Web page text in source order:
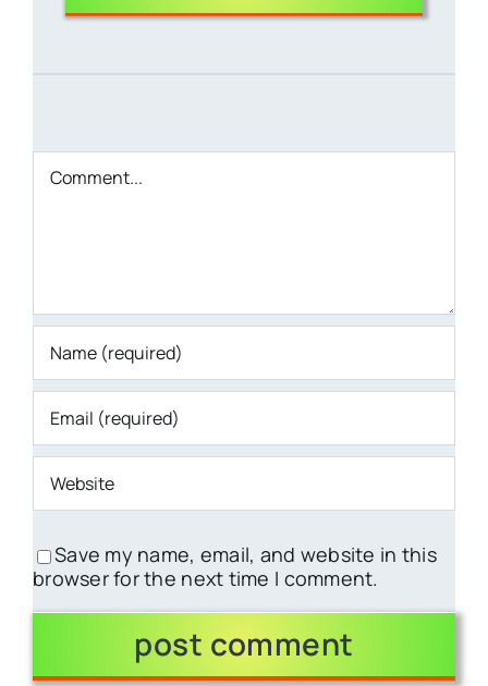
Comment
Save my name, email, and website in this
browser for the next time I comment.